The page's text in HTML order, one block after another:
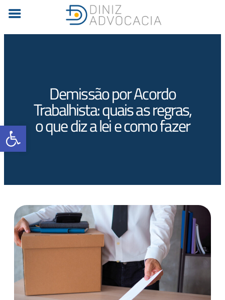
Barra de Ferramentas Aberta
Demissão por Acordo
Trabalhista: quais as regras,
o que diz a lei e como fazer